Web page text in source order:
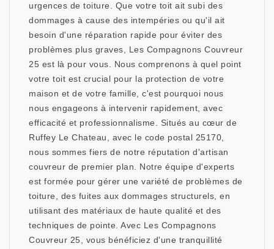
urgences de toiture. Que votre toit ait subi des
dommages à cause des intempéries ou qu'il ait
besoin d'une réparation rapide pour éviter des
problèmes plus graves, Les Compagnons Couvreur
25 est là pour vous. Nous comprenons à quel point
votre toit est crucial pour la protection de votre
maison et de votre famille, c'est pourquoi nous
nous engageons à intervenir rapidement, avec
efficacité et professionnalisme. Situés au cœur de
Ruffey Le Chateau, avec le code postal 25170,
nous sommes fiers de notre réputation d'artisan
couvreur de premier plan. Notre équipe d'experts
est formée pour gérer une variété de problèmes de
toiture, des fuites aux dommages structurels, en
utilisant des matériaux de haute qualité et des
techniques de pointe. Avec Les Compagnons
Couvreur 25, vous bénéficiez d'une tranquillité